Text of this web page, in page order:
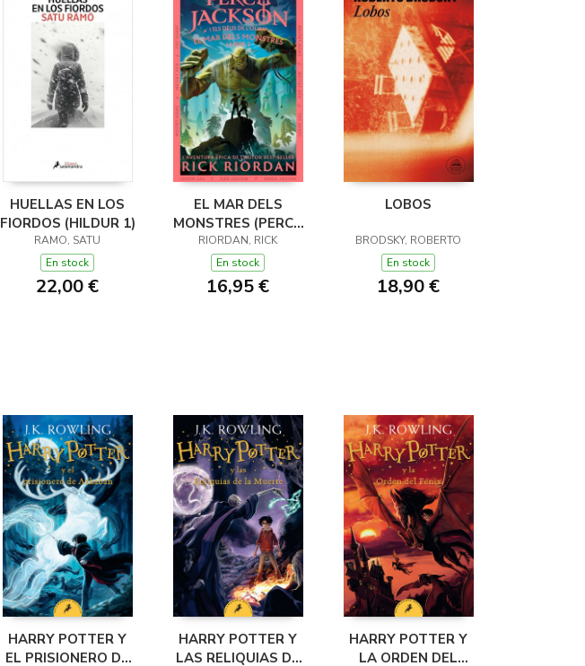
HUELLAS EN LOS
FIORDOS (HILDUR 1)
RAMO, SATU
En stock
22,00 €
EL MAR DELS
MONSTRES (PERCY
JACKSON I ELS
DÉUS DE L'OLIMP 2)
RIORDAN, RICK
En stock
16,95 €
LOBOS
BRODSKY, ROBERTO
En stock
18,90 €
HARRY POTTER Y
EL PRISIONERO DE
HARRY POTTER Y
LAS RELIQUIAS DE
HARRY POTTER Y
LA ORDEN DEL